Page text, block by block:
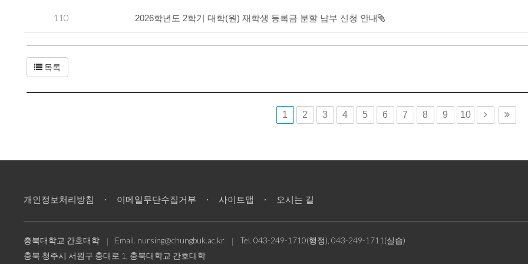
110 2026학년도 2학기 대학(원) 재학생 등록금 분할 납부 신청 안내
목록
1 2 3 4 5 6 7 8 9 10
개인정보처리방침 이메일무단수집거부 사이트맵 오시는 길
충북대학교 간호대학 Email. nursing@chungbuk.ac.kr Tel. 043-249-1710(행정), 043-249-1711(실습)
충북 청주시 서원구 충대로 1, 충북대학교 간호대학